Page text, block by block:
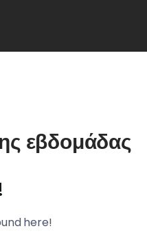
εβδομάδας
here!